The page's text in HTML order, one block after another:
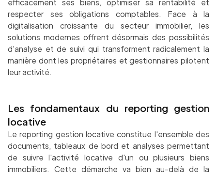
efficacement ses biens, optimiser sa rentabilité et
respecter ses obligations comptables. Face à la
digitalisation croissante du secteur immobilier, les
solutions modernes offrent désormais des possibilités
d'analyse et de suivi qui transforment radicalement la
manière dont les propriétaires et gestionnaires pilotent
leur activité.
Les fondamentaux du reporting gestion
locative
Le reporting gestion locative constitue l'ensemble des
documents, tableaux de bord et analyses permettant
de suivre l'activité locative d'un ou plusieurs biens
immobiliers. Cette démarche va bien au-delà de la